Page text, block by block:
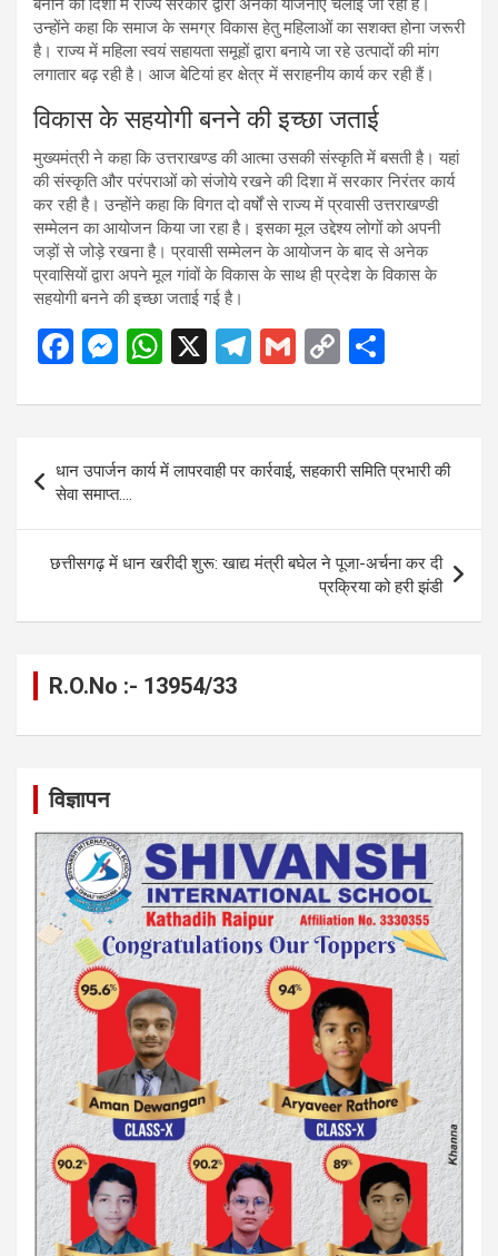
बनाने की दिशा में राज्य सरकार द्वारा अनेकों योजनाएं चलाई जा रही हैं।
उन्होंने कहा कि समाज के समग्र विकास हेतु महिलाओं का सशक्त होना जरूरी
है। राज्य में महिला स्वयं सहायता समूहों द्वारा बनाये जा रहे उत्पादों की मांग
लगातार बढ़ रही है। आज बेटियां हर क्षेत्र में सराहनीय कार्य कर रही हैं।
विकास के सहयोगी बनने की इच्छा जताई
मुख्यमंत्री ने कहा कि उत्तराखण्ड की आत्मा उसकी संस्कृति में बसती है। यहां
की संस्कृति और परंपराओं को संजोये रखने की दिशा में सरकार निरंतर कार्य
कर रही है। उन्होंने कहा कि विगत दो वर्षों से राज्य में प्रवासी उत्तराखण्डी
सम्मेलन का आयोजन किया जा रहा है। इसका मूल उद्देश्य लोगों को अपनी
जड़ों से जोड़े रखना है। प्रवासी सम्मेलन के आयोजन के बाद से अनेक
प्रवासियों द्वारा अपने मूल गांवों के विकास के साथ ही प्रदेश के विकास के
सहयोगी बनने की इच्छा जताई गई है।
F
ce
o
o
k
M
se
g
er
W
at
s
A
p
p
X
T
e
gr
a
m
G
ail
C
py
Li
n
k
ar
navigation
धान उपार्जन कार्य में लापरवाही पर कार्रवाई, सहकारी समिति प्रभारी की
सेवा समाप्त….
छत्तीसगढ़ में धान खरीदी शुरू: खाद्य मंत्री बघेल ने पूजा-अर्चना कर दी
प्रक्रिया को हरी झंडी
R.O.No :- 13954/33
विज्ञापन